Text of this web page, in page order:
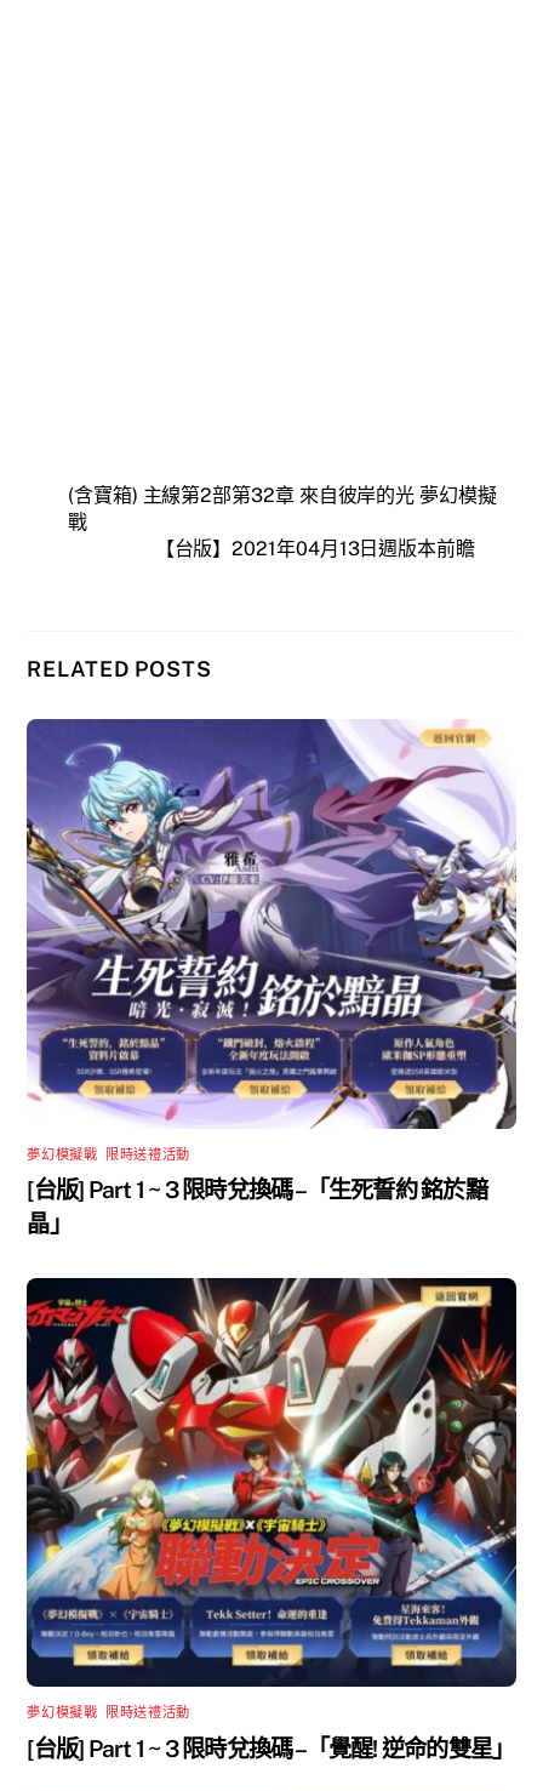
(含寶箱) 主線第2部第32章 來自彼岸的光 夢幻模擬
戰
【台版】2021年04月13日週版本前瞻
RELATED POSTS
夢幻模擬戰 限時送禮活動
[台版] Part 1 ~ 3 限時兌換碼 –「生死誓約 銘於黯
晶」
夢幻模擬戰 限時送禮活動
[台版] Part 1 ~ 3 限時兌換碼 –「覺醒! 逆命的雙星」